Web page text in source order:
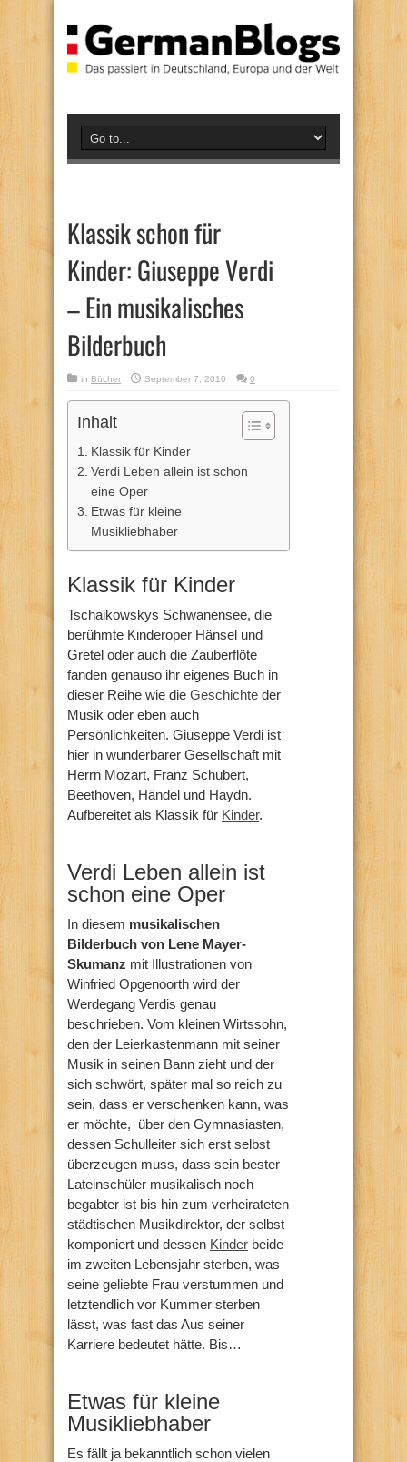
Klassik schon für
Kinder: Giuseppe Verdi
– Ein musikalisches
Bilderbuch
in Bücher September 7, 2010 0
Inhalt
Klassik für Kinder
Verdi Leben allein ist schon
eine Oper
Etwas für kleine
Musikliebhaber
Klassik für Kinder
Tschaikowskys Schwanensee, die
berühmte Kinderoper Hänsel und
Gretel oder auch die Zauberflöte
fanden genauso ihr eigenes Buch in
dieser Reihe wie die Geschichte der
Musik oder eben auch
Persönlichkeiten. Giuseppe Verdi ist
hier in wunderbarer Gesellschaft mit
Herrn Mozart, Franz Schubert,
Beethoven, Händel und Haydn.
Aufbereitet als Klassik für Kinder.
Verdi Leben allein ist
schon eine Oper
In diesem musikalischen
Bilderbuch von Lene Mayer-
Skumanz mit Illustrationen von
Winfried Opgenoorth wird der
Werdegang Verdis genau
beschrieben. Vom kleinen Wirtssohn,
den der Leierkastenmann mit seiner
Musik in seinen Bann zieht und der
sich schwört, später mal so reich zu
sein, dass er verschenken kann, was
er möchte, über den Gymnasiasten,
dessen Schulleiter sich erst selbst
überzeugen muss, dass sein bester
Lateinschüler musikalisch noch
begabter ist bis hin zum verheirateten
städtischen Musikdirektor, der selbst
komponiert und dessen Kinder beide
im zweiten Lebensjahr sterben, was
seine geliebte Frau verstummen und
letztendlich vor Kummer sterben
lässt, was fast das Aus seiner
Karriere bedeutet hätte. Bis…
Etwas für kleine
Musikliebhaber
Es fällt ja bekanntlich schon vielen